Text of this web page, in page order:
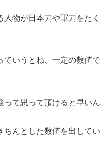
人物が日本刀や軍刀をた
ていうとね、一定の数値
って思って頂けると早い
ちんとした数値を出してい